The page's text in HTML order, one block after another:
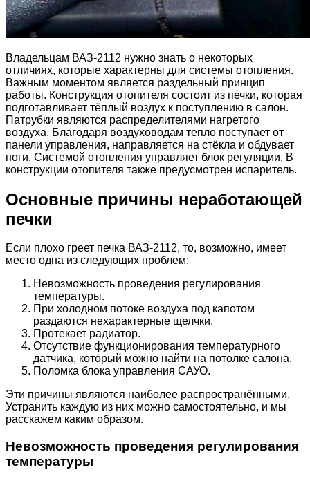
Владельцам ВАЗ-2112 нужно знать о некоторых
отличиях, которые характерны для системы отопления.
Важным моментом является раздельный принцип
работы. Конструкция отопителя состоит из печки, которая
подготавливает тёплый воздух к поступлению в салон.
Патрубки являются распределителями нагретого
воздуха. Благодаря воздуховодам тепло поступает от
панели управления, направляется на стёкла и обдувает
ноги. Системой отопления управляет блок регуляции. В
конструкции отопителя также предусмотрен испаритель.
Основные причины неработающей
печки
Если плохо греет печка ВАЗ-2112, то, возможно, имеет
место одна из следующих проблем:
Невозможность проведения регулирования
температуры.
При холодном потоке воздуха под капотом
раздаются нехарактерные щелчки.
Протекает радиатор.
Отсутствие функционирования температурного
датчика, который можно найти на потолке салона.
Поломка блока управления САУО.
Эти причины являются наиболее распространёнными.
Устранить каждую из них можно самостоятельно, и мы
расскажем каким образом.
Невозможность проведения регулирования
температуры